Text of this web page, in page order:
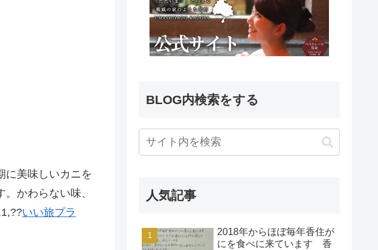
に美味しいカニを
かわらない味、
いい旅プラ
BLOG内検索をする
人気記事
2018年からほぼ毎年香住が
にを食べに来ています 香